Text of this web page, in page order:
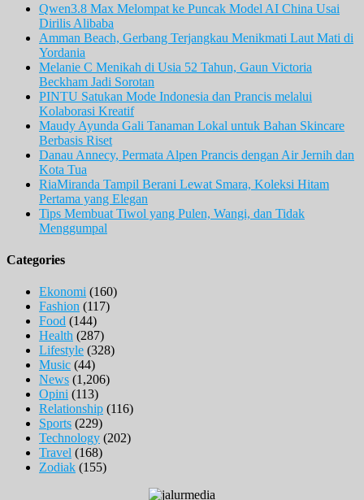
Qwen3.8 Max Melompat ke Puncak Model AI China Usai
Dirilis Alibaba
Amman Beach, Gerbang Terjangkau Menikmati Laut Mati di
Yordania
Melanie C Menikah di Usia 52 Tahun, Gaun Victoria
Beckham Jadi Sorotan
PINTU Satukan Mode Indonesia dan Prancis melalui
Kolaborasi Kreatif
Maudy Ayunda Gali Tanaman Lokal untuk Bahan Skincare
Berbasis Riset
Danau Annecy, Permata Alpen Prancis dengan Air Jernih dan
Kota Tua
RiaMiranda Tampil Berani Lewat Smara, Koleksi Hitam
Pertama yang Elegan
Tips Membuat Tiwol yang Pulen, Wangi, dan Tidak
Menggumpal
Categories
Ekonomi (160)
Fashion (117)
Food (144)
Health (287)
Lifestyle (328)
Music (44)
News (1,206)
Opini (113)
Relationship (116)
Sports (229)
Technology (202)
Travel (168)
Zodiak (155)